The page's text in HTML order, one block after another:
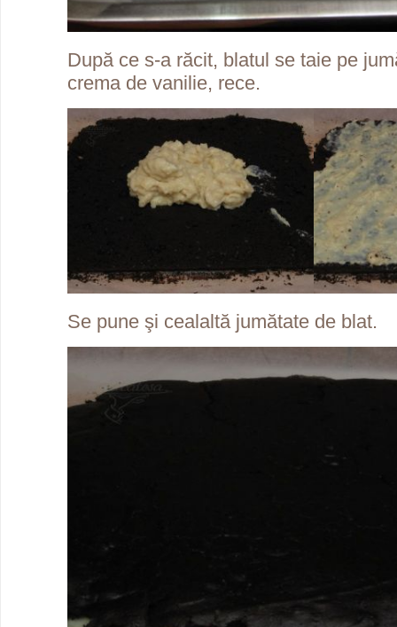
După ce s-a răcit, blatul se taie pe
crema de vanilie, rece.
Se pune şi cealaltă jumătate de blat.